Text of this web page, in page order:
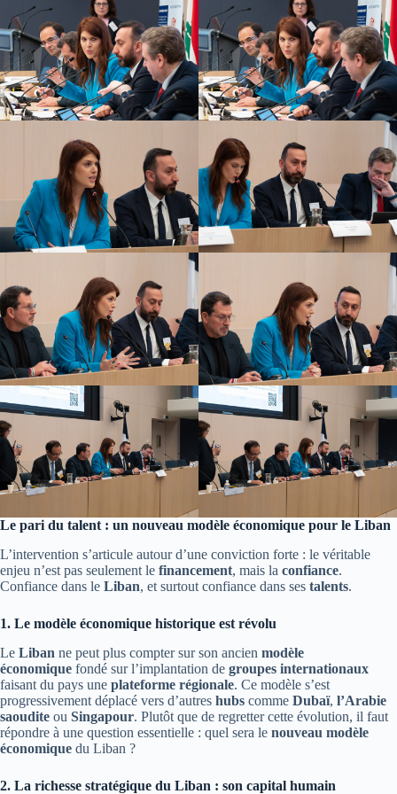
Le pari du talent : un nouveau modèle économique pour le Liban
L’intervention s’articule autour d’une conviction forte : le véritable
enjeu n’est pas seulement le financement, mais la confiance.
Confiance dans le Liban, et surtout confiance dans ses talents.
1. Le modèle économique historique est révolu
Le Liban ne peut plus compter sur son ancien modèle
économique fondé sur l’implantation de groupes internationaux
faisant du pays une plateforme régionale. Ce modèle s’est
progressivement déplacé vers d’autres hubs comme Dubaï, l’Arabie
saoudite ou Singapour. Plutôt que de regretter cette évolution, il faut
répondre à une question essentielle : quel sera le nouveau modèle
économique du Liban ?
2. La richesse stratégique du Liban : son capital humain